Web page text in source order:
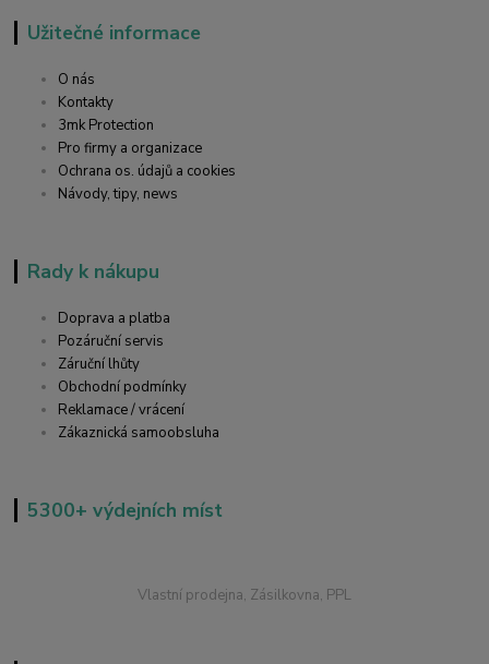
Užitečné informace
O nás
Kontakty
3mk Protection
Pro firmy a organizace
Ochrana os. údajů a cookies
Návody, tipy, news
Rady k nákupu
Doprava a platba
Pozáruční servis
Záruční lhůty
Obchodní podmínky
Reklamace / vrácení
Zákaznická samoobsluha
5300+ výdejních míst
Vlastní prodejna, Zásilkovna, PPL